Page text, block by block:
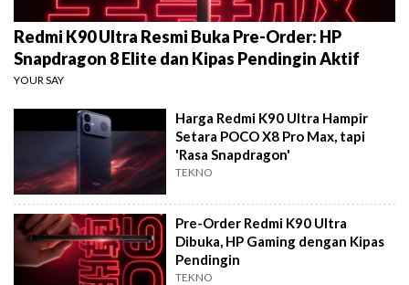
Redmi K90 Ultra Resmi Buka Pre-Order: HP
Snapdragon 8 Elite dan Kipas Pendingin Aktif
YOUR SAY
Harga Redmi K90 Ultra Hampir
Setara POCO X8 Pro Max, tapi
'Rasa Snapdragon'
TEKNO
Pre-Order Redmi K90 Ultra
Dibuka, HP Gaming dengan Kipas
Pendingin
TEKNO